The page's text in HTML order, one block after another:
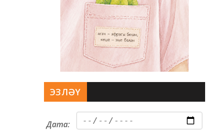
ЭЗЛӘҮ
Дата: